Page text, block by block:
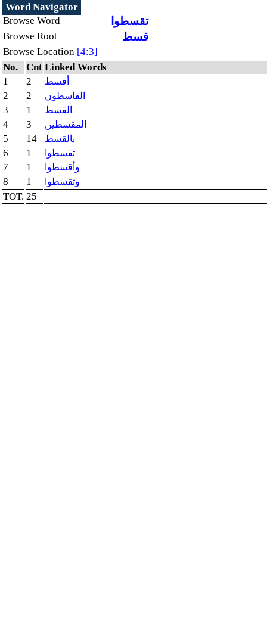
Word Navigator
Browse Word
تقسطوا
Browse Root قسط
Browse Location [4:3]
No.
Cnt Linked Words
1
2 أقسط
2 2 القاسطون
3 1 القسط
4 3 المقسطين
5 14 بالقسط
6 1 تقسطوا
7 1 وأقسطوا
8 1 وتقسطوا
TOT. 25